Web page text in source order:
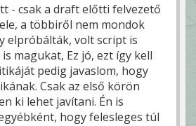
- csak a draft előtti felvezető
a többiről nem mondok
elpróbálták, volt script is
magukat, Ez jó, ezt így kell
pedig javaslom, hogy
Csak az első körön
ki lehet javítani. Én is
hogy felesleges túl